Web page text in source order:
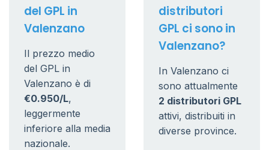
del GPL in
Valenzano
Il prezzo medio
del GPL in
Valenzano è di
€0.950/L,
leggermente
inferiore alla media
nazionale.
distributori
GPL ci sono in
Valenzano?
In Valenzano ci
sono attualmente
2 distributori GPL
attivi, distribuiti in
diverse province.